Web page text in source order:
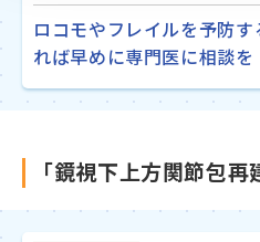
ロコモやフレイルを予防
れば早めに専門医に相談を
「鏡視下上方関節包